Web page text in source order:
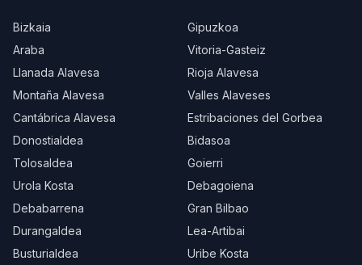
Bizkaia
Gipuzkoa
Araba
Vitoria-Gasteiz
Llanada Alavesa
Rioja Alavesa
Montaña Alavesa
Valles Alaveses
Cantábrica Alavesa
Estribaciones del Gorbea
Donostialdea
Bidasoa
Tolosaldea
Goierri
Urola Kosta
Debagoiena
Debabarrena
Gran Bilbao
Durangaldea
Lea-Artibai
Busturialdea
Uribe Kosta